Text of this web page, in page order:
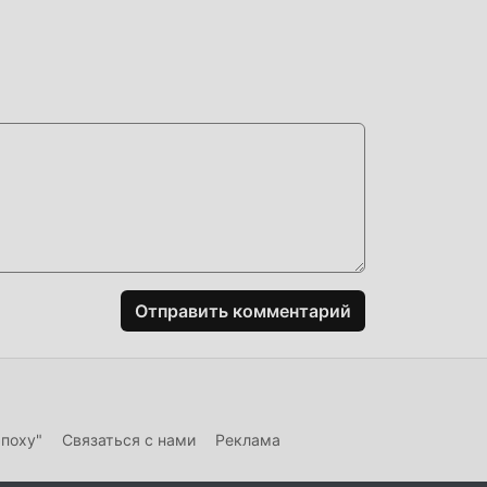
Отправить комментарий
Связаться с нами Реклама